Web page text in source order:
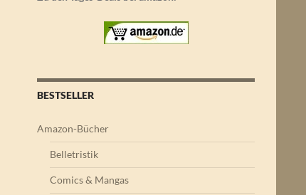
BESTSELLER
Amazon-Bücher
Belletristik
Comics & Mangas